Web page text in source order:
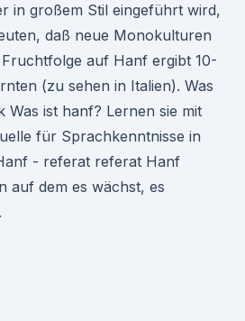
in großem Stil eingeführt wird,
daß neue Monokulturen
auf Hanf ergibt 10-
(zu sehen in Italien). Was
Was ist hanf? Lernen sie mit
für Sprachkenntnisse in
- referat referat Hanf
auf dem es wächst, es